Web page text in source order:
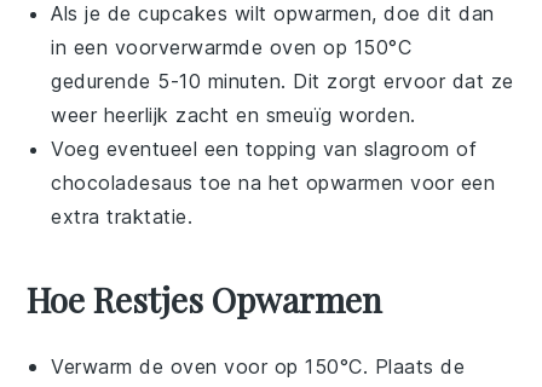
Als je decupcakes wilt opwarmen, doe dit dan
in een voorverwarmde oven op 150°C
gedurende 5-10 minuten. Dit zorgt ervoor dat ze
weer heerlijk zacht en smeuïg worden.
Voeg eventueel een topping van slagroom of
chocoladesaus toe na het opwarmen voor een
extra traktatie.
Hoe Restjes Opwarmen
Verwarm de oven voor op 150°C. Plaats de